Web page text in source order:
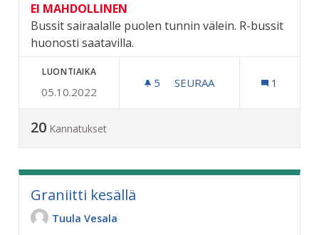
EI MAHDOLLINEN
Bussit sairaalalle puolen tunnin välein. R-bussit
huonosti saatavilla.
LUONTIAIKA
05.10.2022
5 5 SEURAAJAA
SEURAA 1
20 Kannatukset
Graniitti kesällä
Tuula Vesala